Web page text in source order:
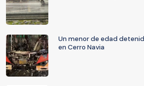
Un menor de edad
en Cerro Navia